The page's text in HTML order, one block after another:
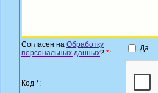
Согласен на Обработку
персональных данных? *:
Да
Код *: